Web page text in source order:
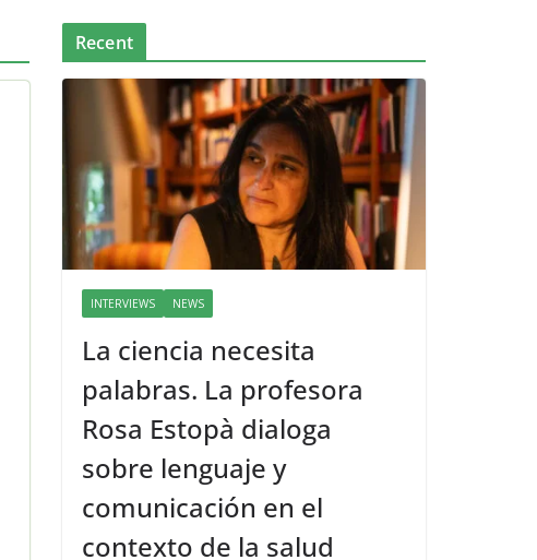
Recent
INTERVIEWS NEWS
La ciencia necesita
palabras. La profesora
Rosa Estopà dialoga
sobre lenguaje y
comunicación en el
contexto de la salud